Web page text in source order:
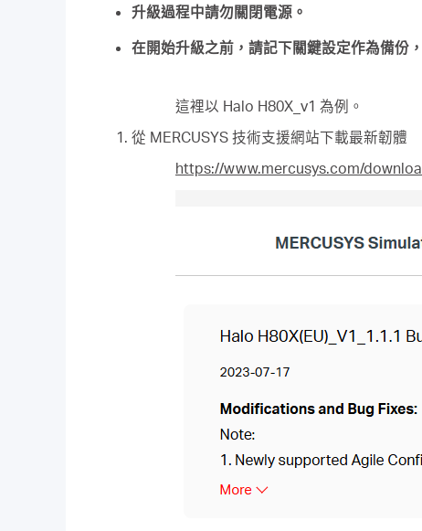
升級過程中請勿關閉電源。
在開始升級之前，請記下關鍵設定作為備份
這裡以 Halo H80X_v1 為例。
從 MERCUSYS 技術支援網站下載最新韌體
https://www.mercusys.com/